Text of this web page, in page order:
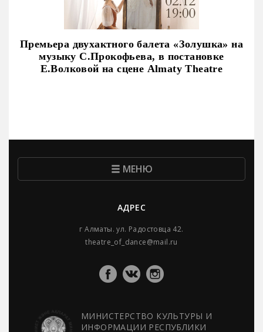
Премьера двухактного балета «Золушка» на
музыку С.Прокофьева, в постановке
Е.Волковой на сцене Almaty Theatre
МЕНЮ
АДРЕС
г Алматы. ул. Радостовца 42.
theatre_of_dance@mail.ru
МИНИСТЕРСТВО КУЛЬТУРЫ И
ИНФОРМАЦИИ РЕСПУБЛИКИ